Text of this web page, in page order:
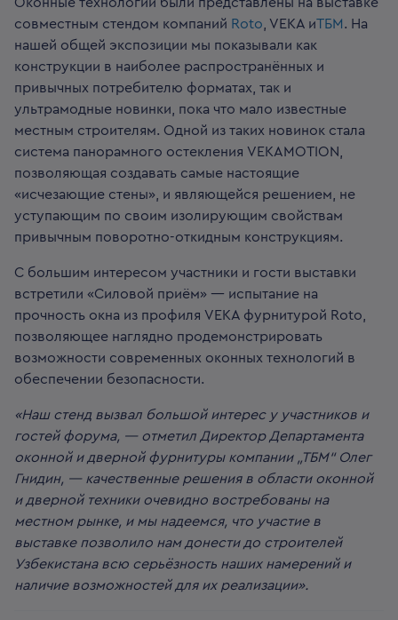
совместным стендом компаний Roto , VEKA иТБМ. На
нашей общей экспозиции мы показывали как
конструкции в наиболее распространённых и
привычных потребителю форматах, так и
ультрамодные новинки, пока что мало известные
местным строителям. Одной из таких новинок стала
система панорамного остекления VEKAMOTION,
позволяющая создавать самые настоящие
«исчезающие стены», и являющейся решением, не
уступающим по своим изолирующим свойствам
привычным поворотно-откидным конструкциям.
С большим интересом участники и гости выставки
встретили «Силовой приём» — испытание на
прочность окна из профиля VEKA фурнитурой Roto,
позволяющее наглядно продемонстрировать
возможности современных оконных технологий в
обеспечении безопасности.
«Наш стенд вызвал большой интерес у участников и
гостей форума, — отметил Директор Департамента
оконной и дверной фурнитуры компании „ТБМ“ Олег
Гнидин, — качественные решения в области оконной
и дверной техники очевидно востребованы на
местном рынке, и мы надеемся, что участие в
выставке позволило нам донести до строителей
Узбекистана всю серьёзность наших намерений и
наличие возможностей для их реализации».